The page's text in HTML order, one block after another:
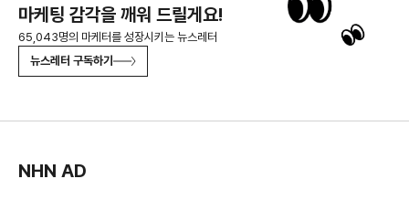
마케팅 감각을 깨워 드릴게요!
65,043명의 마케터를 성장시키는 뉴스레터
뉴스레터 구독하기
NHN AD